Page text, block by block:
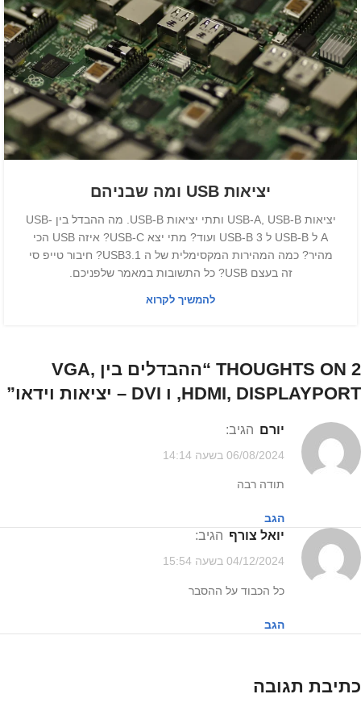
יציאות USB ומה שבניהם
יציאות USB-A, USB-B ותתי יציאות USB-B. מה ההבדל בין USB-
A ל USB-B ל USB-B 3 ועוד? מתי יצא USB-C? איזה USB הכי
מהיר? כמה המהירות המקסימלית של ה USB3.1? חיבור טייפ סי
זה בעצם USB? כל התשובות במאמר שלפניכם.
להמשיך לקרוא
2 THOUGHTS ON “
ההבדלים בין VGA,
HDMI, DISPLAYPORT, ו DVI – יציאות וידאו
”
יורם הגיב:
06/08/2024 בשעה 14:14
תודה רבה
הגב
הגיב:
04/12/2024 בשעה 15:54
כל הכבוד על ההסבר
הגב
כתיבת תגובה